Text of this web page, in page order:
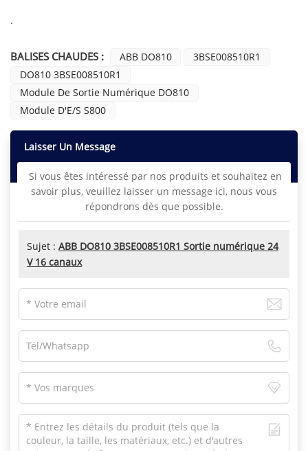
·
BALISES CHAUDES : ABB DO810
3BSE008510R1
DO810 3BSE008510R1
Module De Sortie Numérique DO810
Module D'E/S S800
Laisser Un Message
Si vous êtes intéressé par nos produits et souhaitez en
savoir plus, veuillez laisser un message ici, nous vous
répondrons dès que possible.
Sujet : ABB DO810 3BSE008510R1 Sortie numérique 24
V 16 canaux